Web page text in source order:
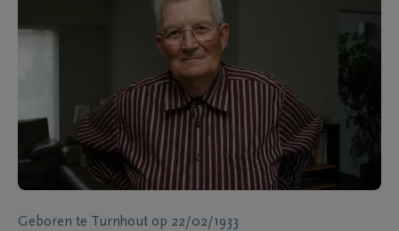
Geboren te Turnhout op 22/02/1933